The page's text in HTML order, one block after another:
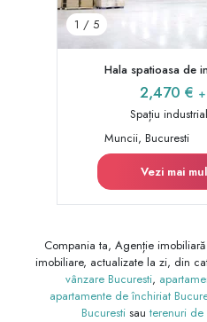
1 / 5
Hala spatioasa de
2,470 €
Spațiu
Muncii, Bucuresti
Vezi mai
Compania ta, Agenție
imobiliare, actualizate la zi, din
vânzare Bucuresti,
apartamente de închiriat
Bucuresti sau terenuri de